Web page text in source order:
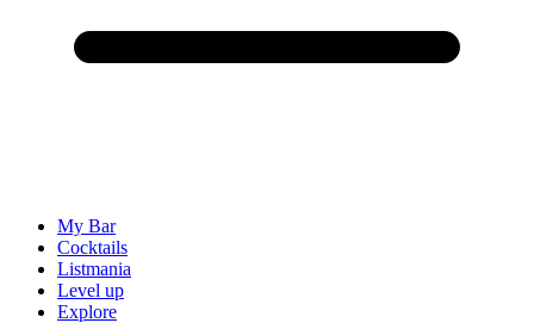
My Bar
Cocktails
Listmania
Level up
Explore